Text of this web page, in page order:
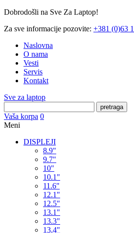
Dobrodošli na Sve Za Laptop!
Za sve informacije pozovite: +381 (0)63
Naslovna
O nama
Vesti
Servis
Kontakt
Sve za laptop
pretraga
Vaša korpa 0
Meni
DISPLEJI
8.9"
9.7"
10"
10.1"
11.6"
12.1"
12.5"
13.1"
13.3"
13.4"